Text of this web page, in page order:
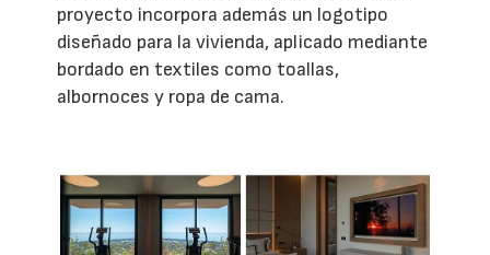
proyecto incorpora además un logotipo
diseñado para la vivienda, aplicado mediante
bordado en textiles como toallas,
albornoces y ropa de cama.